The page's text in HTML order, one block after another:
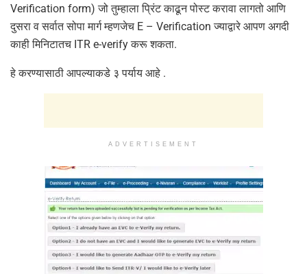
Verification form) जो तुम्हाला प्रिंट काढून पोस्ट करावा लागतो आणि
दुसरा व सर्वात सोपा मार्ग म्हणजेच E – Verification ज्याद्वारे आपण अगदी
काही मिनिटातच ITR e-verify करू शकता.
हे करण्यासाठी आपल्याकडे ३ पर्याय आहे .
ADVERTISEMENT